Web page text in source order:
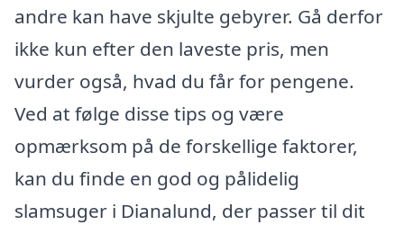
andre kan have skjulte gebyrer. Gå derfor
ikke kun efter den laveste pris, men
vurder også, hvad du får for pengene.
Ved at følge disse tips og være
opmærksom på de forskellige faktorer,
kan du finde en god og pålidelig
slamsuger i Dianalund, der passer til dit